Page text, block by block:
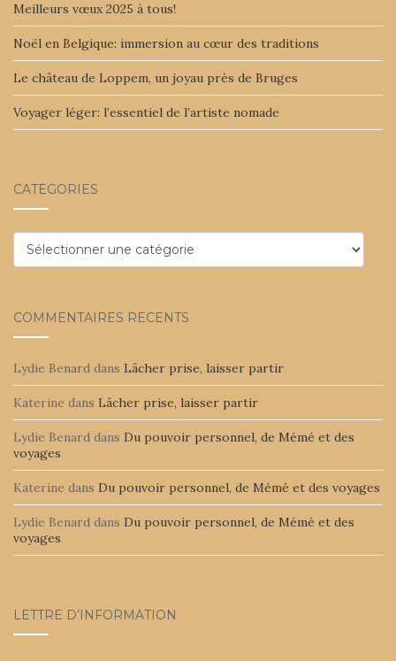
Meilleurs vœux 2025 à tous!
Noël en Belgique: immersion au cœur des traditions
Le château de Loppem, un joyau près de Bruges
Voyager léger: l’essentiel de l’artiste nomade
CATÉGORIES
Catégories
COMMENTAIRES RÉCENTS
Lydie Benard dans Lâcher prise, laisser partir
Katerine dans Lâcher prise, laisser partir
Lydie Benard dans Du pouvoir personnel, de Mémé et des
voyages
Katerine dans Du pouvoir personnel, de Mémé et des voyages
Lydie Benard dans Du pouvoir personnel, de Mémé et des
voyages
LETTRE D’INFORMATION